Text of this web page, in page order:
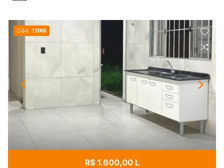
Cód. 13065
R$ 1.600,00 L